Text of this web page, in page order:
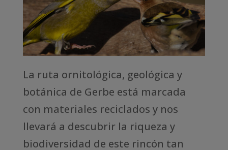
La ruta ornitológica, geológica y
botánica de Gerbe está marcada
con materiales reciclados y nos
llevará a descubrir la riqueza y
biodiversidad de este rincón tan